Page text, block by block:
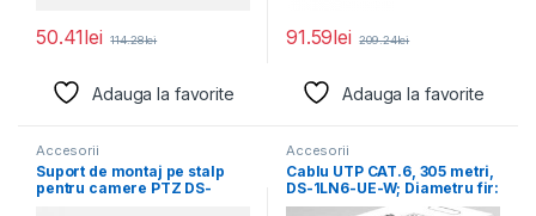
50.41lei 114.28lei
Adauga la favorite
91.59lei 209.24lei
Adauga la favorite
Accesorii
Suport de montaj pe stalp
pentru camere PTZ DS-
Accesorii
Cablu UTP CAT.6, 305 metri,
DS-1LN6-UE-W; Diametru fir:
0.53mm, OFC,